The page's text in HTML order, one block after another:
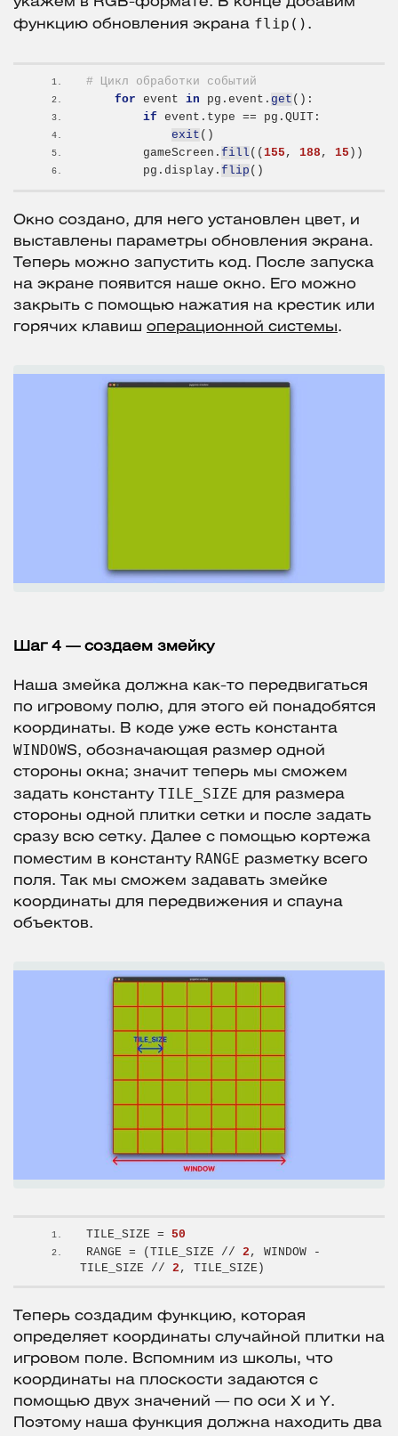
функцию обновления экрана flip() .
# Цикл обработки событий
for event in pg.event. get () :
if event.type == pg.QUIT:
exit ()
        gameScreen.
fill ((155 , 188 , 15 ))
        pg.display.
flip ()
Окно создано, для него установлен цвет, и
выставлены параметры обновления экрана.
Теперь можно запустить код. После запуска
на экране появится наше окно. Его можно
закрыть с помощью нажатия на крестик или
горячих клавиш операционной системы.
Шаг 4 — создаем змейку
Наша змейка должна как-то передвигаться
по игровому полю, для этого ей понадобятся
координаты. В коде уже есть константа
WINDOWS, обозначающая размер одной
стороны окна; значит теперь мы сможем
задать константу TILE_SIZE для размера
стороны одной плитки сетки и после задать
сразу всю сетку. Далее с помощью кортежа
поместим в константу RANGE разметку всего
поля. Так мы сможем задавать змейке
координаты для передвижения и спауна
объектов.
TILE_SIZE = 50
RANGE =
( TILE_SIZE // 2 , WINDOW -
TILE_SIZE // 2 , TILE_SIZE )
Теперь создадим функцию, которая
определяет координаты случайной плитки на
игровом поле. Вспомним из школы, что
координаты на плоскости задаются с
помощью двух значений — по оси X и Y.
Поэтому наша функция должна находить два